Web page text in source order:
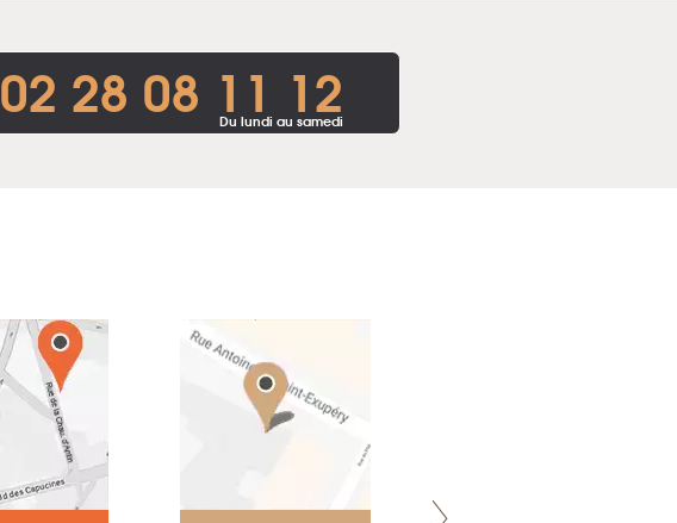
02 28 08 11 12
Du lundi au samedi